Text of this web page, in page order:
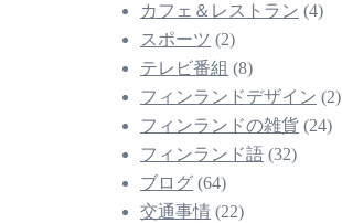
カフェ＆レストラン (4)
スポーツ (2)
テレビ番組 (8)
フィンランドデザイン (2)
フィンランドの雑貨 (24)
フィンランド語 (32)
ブログ (64)
交通事情 (22)